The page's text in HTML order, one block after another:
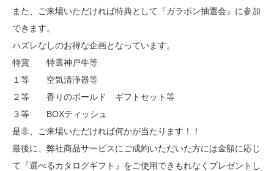
また、ご来場いただければ特典として『ガラポン抽選会』に参加
できます。
ハズレなしのお得な企画となっています。
特賞 特選神戸牛等
１等 空気清浄器等
２等 香りのボールド ギフトセット等
３等 BOXティッシュ
是非、ご来場いただければ何かが当たります！！
最後に、弊社商品サービスにご成約いただいた方には金額に応じ
て『選べるカタログギフト』をご使用できもれなくプレゼントし